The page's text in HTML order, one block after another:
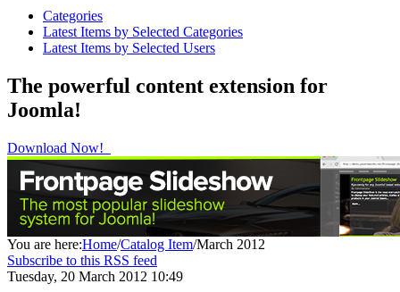
Categories
Latest Items by Selected Categories
Latest Items by Selected Users
The powerful content extension for
Joomla!
Download Now!
You are here:Home/Catalog Item/March 2012
Subscribe to this RSS feed
Tuesday, 20 March 2012 10:49